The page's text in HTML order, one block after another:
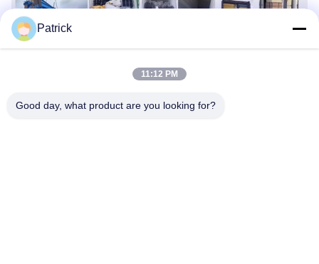
Markeringen: Vliegtuighangerbouw
Patrick
11:12 PM
Good day, what product are you looking for?